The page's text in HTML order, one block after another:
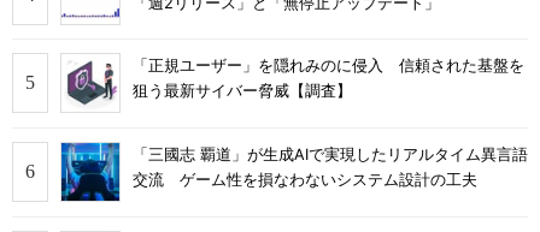
「正規ユーザー」を隠れみのに侵入 信頼された基盤を
狙う最新サイバー脅威【調査】
「三國志 覇道」が生成AIで実現したリアルタイム異言語
交流 ゲーム性を損なわないシステム設計の工夫